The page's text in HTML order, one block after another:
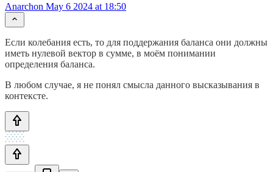
Anarchon May 6 2024 at 18:50
Если колебания есть, то для поддержания баланса они должны
иметь нулевой вектор в сумме, в моём понимании
определения баланса.
В любом случае, я не понял смысла данного высказывания в
контексте.